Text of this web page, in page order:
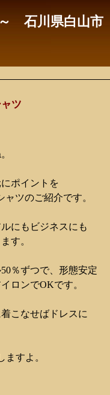
石川県白山市
ツ
ポイントを
ツのご紹介です。
にもビジネスにも
す。
％ずつで、形態安定
ロンでOKです。
こなせばドレスに
ますよ。